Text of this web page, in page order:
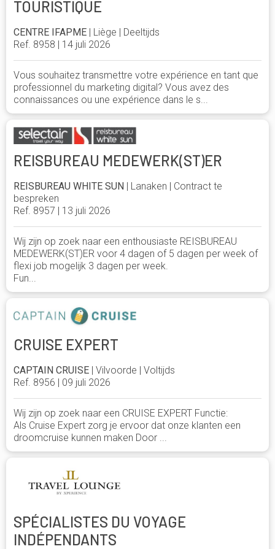
TOURISTIQUE
CENTRE IFAPME | Liège | Deeltijds
Ref. 8958 | 14 juli 2026
Vous souhaitez transmettre votre expérience en tant que
professionnel du marketing digital? Vous avez des
connaissances ou une expérience dans le s...
REISBUREAU MEDEWERK(ST)ER
REISBUREAU WHITE SUN | Lanaken | Contract te
bespreken
Ref. 8957 | 13 juli 2026
Wij zijn op zoek naar een enthousiaste REISBUREAU
MEDEWERK(ST)ER voor 4 dagen of 5 dagen per week of
flexi job mogelijk 3 dagen per week.
Fun...
CRUISE EXPERT
CAPTAIN CRUISE | Vilvoorde | Voltijds
Ref. 8956 | 09 juli 2026
Wij zijn op zoek naar een CRUISE EXPERT Functie:
Als Cruise Expert zorg je ervoor dat onze klanten een
droomcruise kunnen maken Door ...
SPÉCIALISTES DU VOYAGE
INDÉPENDANTS